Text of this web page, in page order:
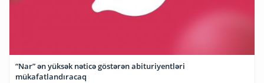
“Nar” ən yüksək nəticə göstərən abituriyentləri
mükafatlandıracaq